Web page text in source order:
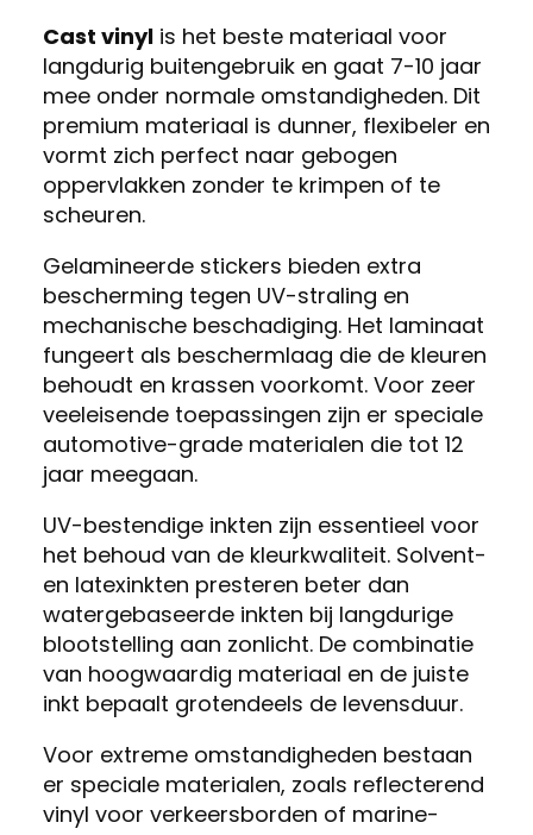
Cast vinylis het beste materiaal voor
langdurig buitengebruik en gaat 7-10 jaar
mee onder normale omstandigheden. Dit
premium materiaal is dunner, flexibeler en
vormt zich perfect naar gebogen
oppervlakken zonder te krimpen of te
scheuren.
Gelamineerde stickers bieden extra
bescherming tegen UV-straling en
mechanische beschadiging. Het laminaat
fungeert als beschermlaag die de kleuren
behoudt en krassen voorkomt. Voor zeer
veeleisende toepassingen zijn er speciale
automotive-grade materialen die tot 12
jaar meegaan.
UV-bestendige inkten zijn essentieel voor
het behoud van de kleurkwaliteit. Solvent-
en latexinkten presteren beter dan
watergebaseerde inkten bij langdurige
blootstelling aan zonlicht. De combinatie
van hoogwaardig materiaal en de juiste
inkt bepaalt grotendeels de levensduur.
Voor extreme omstandigheden bestaan
er speciale materialen, zoals reflecterend
vinyl voor verkeersborden of marine-